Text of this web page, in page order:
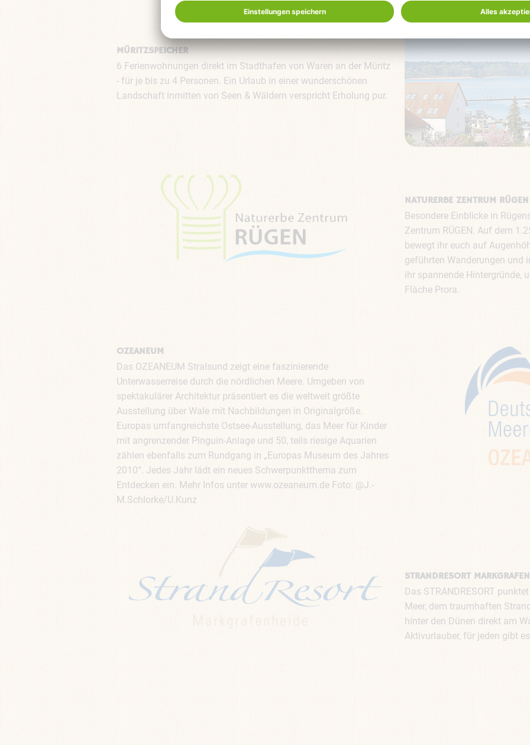
MÜRITZSPEICHER
6 Ferienwohnungen direkt im Stadthafen von Waren an der Müritz
- für je bis zu 4 Personen. Ein Urlaub in einer wunderschönen
Landschaft inmitten von Seen & Wäldern verspricht Erholung pur.
NATURERBE ZENTRUM RÜGEN
Besondere Einblicke in
Zentrum RÜGEN. Auf dem
bewegt ihr euch auf
geführten Wanderungen und
ihr spannende Hintergründe,
Fläche Prora.
OZEANEUM
Das OZEANEUM Stralsund zeigt eine faszinierende
Unterwasserreise durch die nördlichen Meere. Umgeben von
spektakulärer Architektur präsentiert es die weltweit größte
Ausstellung über Wale mit Nachbildungen in Originalgröße.
Europas umfangreichste Ostsee-Ausstellung, das Meer für Kinder
mit angrenzender Pinguin-Anlage und 50, teils riesige Aquarien
zählen ebenfalls zum Rundgang in „Europas Museum des Jahres
2010“. Jedes Jahr lädt ein neues Schwerpunktthema zum
Entdecken ein. Mehr Infos unter www.ozeaneum.de Foto: @J.-
M.Schlorke/U.Kunz
STRANDRESORT
Das STRANDRESORT
Meer, dem traumhaften
hinter den Dünen direkt am
Aktivurlauber, für jeden gibt